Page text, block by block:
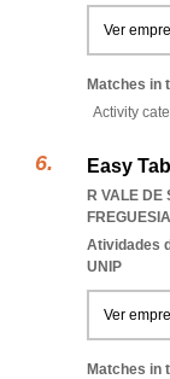
Ver
Matches in
Activity
Easy
R VALE DE
Atividades
UNIP
Ver
Matches in